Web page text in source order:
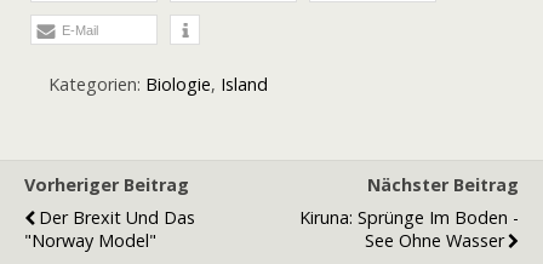
E-Mail
Kategorien: Biologie, Island
Vorheriger Beitrag
Der Brexit Und Das
"Norway Model"
Nächster Beitrag
Kiruna: Sprünge Im Boden -
See Ohne Wasser